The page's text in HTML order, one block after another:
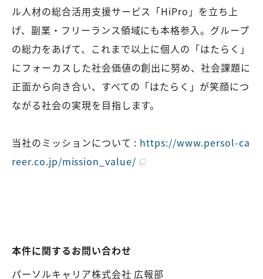
ル人材の総合活用支援サービス「HiPro」を立ち上
げ、副業・フリーランス領域にも本格参入。グループ
の総力をあげて、これまで以上に個人の「はたらく」
にフォーカスした社会価値の創出に努め、社会課題に
正面から向き合い、すべての「はたらく」が笑顔につ
ながる社会の実現を目指します。
当社のミッションについて : https://www.persol-ca
reer.co.jp/mission_value/
本件に関するお問い合わせ
パーソルキャリア株式会社 広報部